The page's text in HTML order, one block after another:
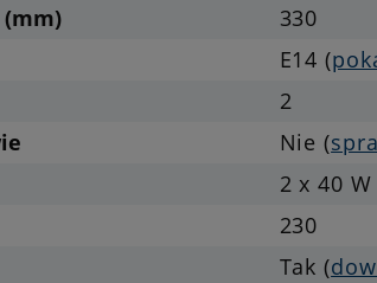
(mm)
330
E14 (
2
Nie (
2 x 40 W
230
Tak (